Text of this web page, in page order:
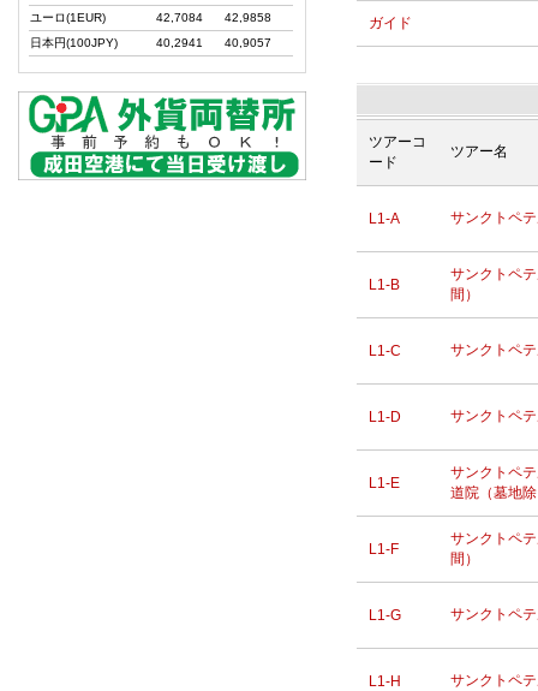
ガイド
ツアーコ
ード
ツアー名
L1-A サンクトペ
L1-B
サンクトペ
間）
L1-C サンクトペ
L1-D サンクトペ
L1-E
サンクトペ
道院（墓地
L1-F
サンクトペ
間）
L1-G サンクトペ
L1-H サンクトペ
ユーロ(1EUR)
42,7084
42,9858
日本円(100JPY)
40,2941 40,9057